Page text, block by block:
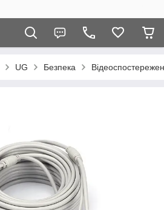
UG Безпека